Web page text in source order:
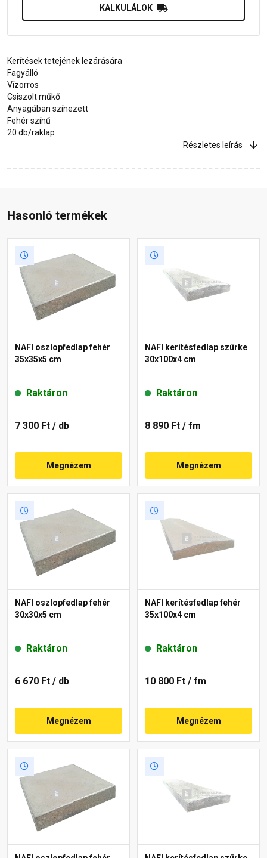
KALKULÁLOK
Kerítések tetejének lezárására
Fagyálló
Vízorros
Csiszolt műkő
Anyagában színezett
Fehér színű
20 db/raklap
Részletes leírás
Hasonló termékek
NAFI oszlopfedlap fehér
35x35x5 cm
Raktáron
7 300 Ft / db
Megnézem
NAFI kerítésfedlap szürke
30x100x4 cm
Raktáron
8 890 Ft / fm
Megnézem
NAFI oszlopfedlap fehér
30x30x5 cm
Raktáron
6 670 Ft / db
Megnézem
NAFI kerítésfedlap fehér
35x100x4 cm
Raktáron
10 800 Ft / fm
Megnézem